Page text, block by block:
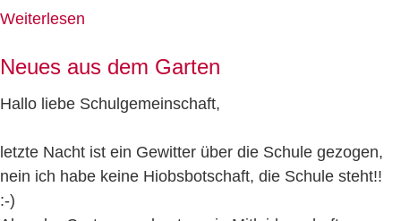
Weiterlesen
Neues aus dem Garten
Hallo liebe Schulgemeinschaft,
letzte Nacht ist ein Gewitter über die Schule gezogen,
nein ich habe keine Hiobsbotschaft, die Schule steht!!
:-)